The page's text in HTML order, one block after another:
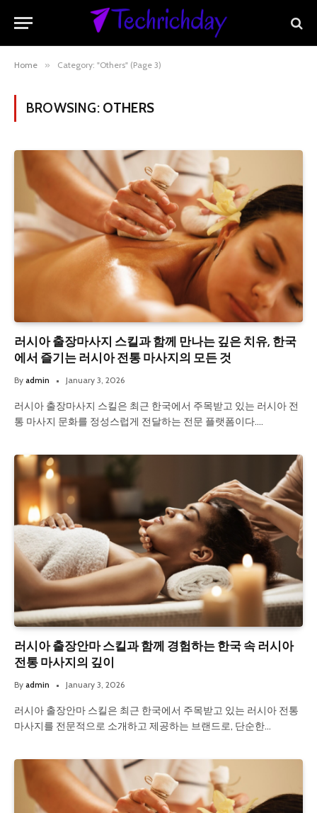
Home » Category: "Others" (Page 3)
BROWSING: OTHERS
러시아 출장마사지 스킬과 함께 만나는 깊은 치유, 한국
에서 즐기는 러시아 전통 마사지의 모든 것
By admin January 3, 2026
러시아 출장마사지 스킬은 최근 한국에서 주목받고 있는 러시아 전
통 마사지 문화를 정성스럽게 전달하는 전문 플랫폼이다.…
러시아 출장안마 스킬과 함께 경험하는 한국 속 러시아
전통 마사지의 깊이
By admin January 3, 2026
러시아 출장안마 스킬은 최근 한국에서 주목받고 있는 러시아 전통
마사지를 전문적으로 소개하고 제공하는 브랜드로, 단순한…